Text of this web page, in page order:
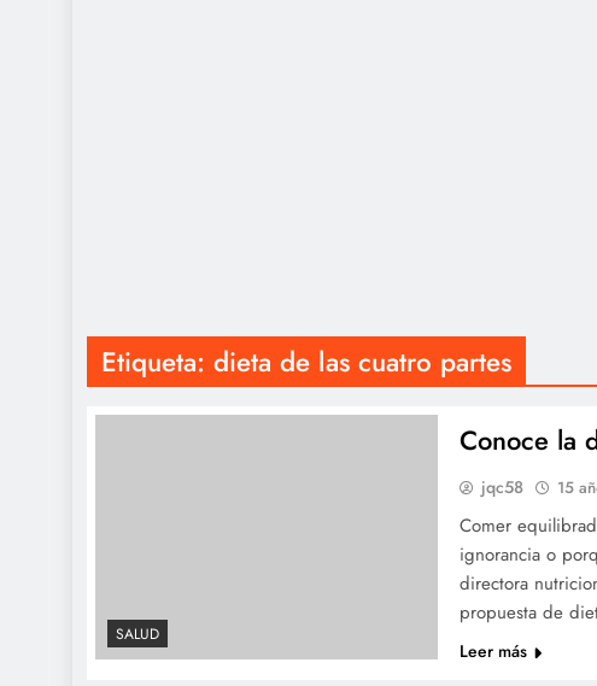
Etiqueta: dieta de las cuatro partes
SALUD
Conoce la
jqc58 15
Comer
ignorancia o
directora
propuesta de
Leer más